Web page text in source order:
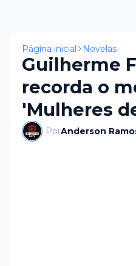
Página inicial Novelas
Guilherme
recorda o
'Mulheres
PorAnderson